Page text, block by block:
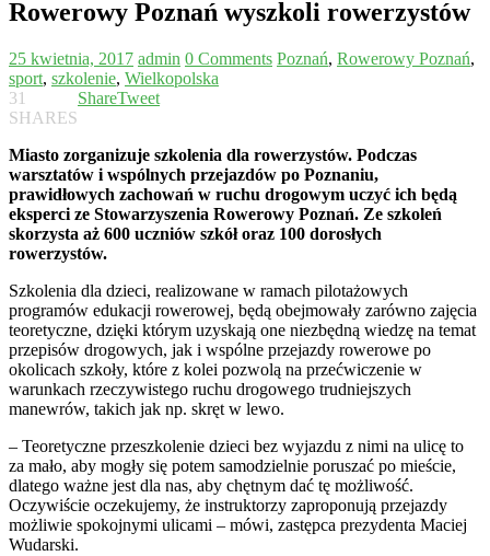
Rowerowy Poznań wyszkoli rowerzystów
25 kwietnia, 2017 admin 0 Comments Poznań, Rowerowy Poznań,
sport, szkolenie, Wielkopolska
31
SHARES
ShareTweet
Miasto zorganizuje szkolenia dla rowerzystów. Podczas
warsztatów i wspólnych przejazdów po Poznaniu,
prawidłowych zachowań w ruchu drogowym uczyć ich będą
eksperci ze Stowarzyszenia Rowerowy Poznań. Ze szkoleń
skorzysta aż 600 uczniów szkół oraz 100 dorosłych
rowerzystów.
Szkolenia dla dzieci, realizowane w ramach pilotażowych
programów edukacji rowerowej, będą obejmowały zarówno zajęcia
teoretyczne, dzięki którym uzyskają one niezbędną wiedzę na temat
przepisów drogowych, jak i wspólne przejazdy rowerowe po
okolicach szkoły, które z kolei pozwolą na przećwiczenie w
warunkach rzeczywistego ruchu drogowego trudniejszych
manewrów, takich jak np. skręt w lewo.
– Teoretyczne przeszkolenie dzieci bez wyjazdu z nimi na ulicę to
za mało, aby mogły się potem samodzielnie poruszać po mieście,
dlatego ważne jest dla nas, aby chętnym dać tę możliwość.
Oczywiście oczekujemy, że instruktorzy zaproponują przejazdy
możliwie spokojnymi ulicami – mówi, zastępca prezydenta Maciej
Wudarski.